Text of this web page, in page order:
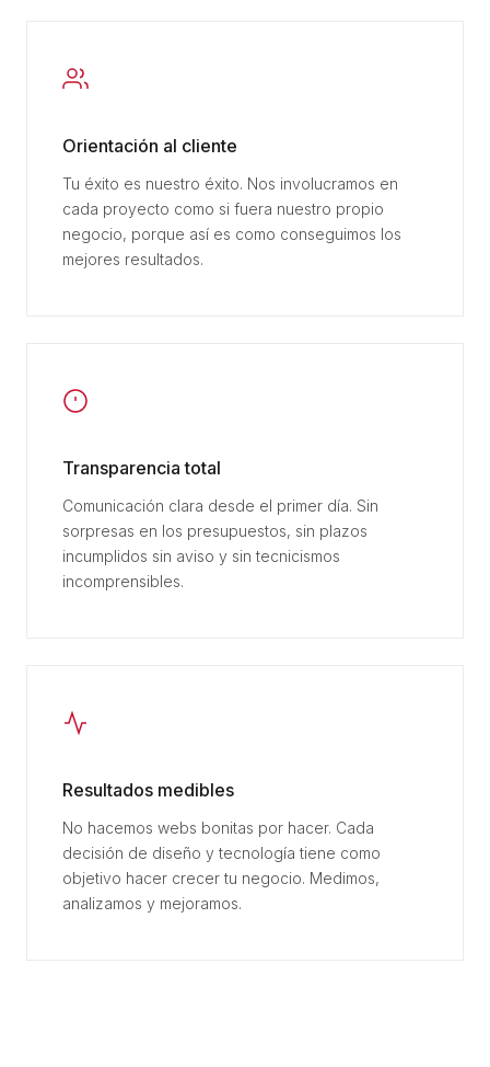
Orientación al cliente
Tu éxito es nuestro éxito. Nos involucramos en
cada proyecto como si fuera nuestro propio
negocio, porque así es como conseguimos los
mejores resultados.
Transparencia total
Comunicación clara desde el primer día. Sin
sorpresas en los presupuestos, sin plazos
incumplidos sin aviso y sin tecnicismos
incomprensibles.
Resultados medibles
No hacemos webs bonitas por hacer. Cada
decisión de diseño y tecnología tiene como
objetivo hacer crecer tu negocio. Medimos,
analizamos y mejoramos.